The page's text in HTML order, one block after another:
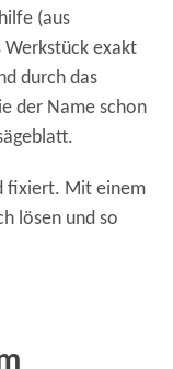
(aus
Werkstück exakt
durch das
der Name schon
fixiert. Mit einem
lösen und so